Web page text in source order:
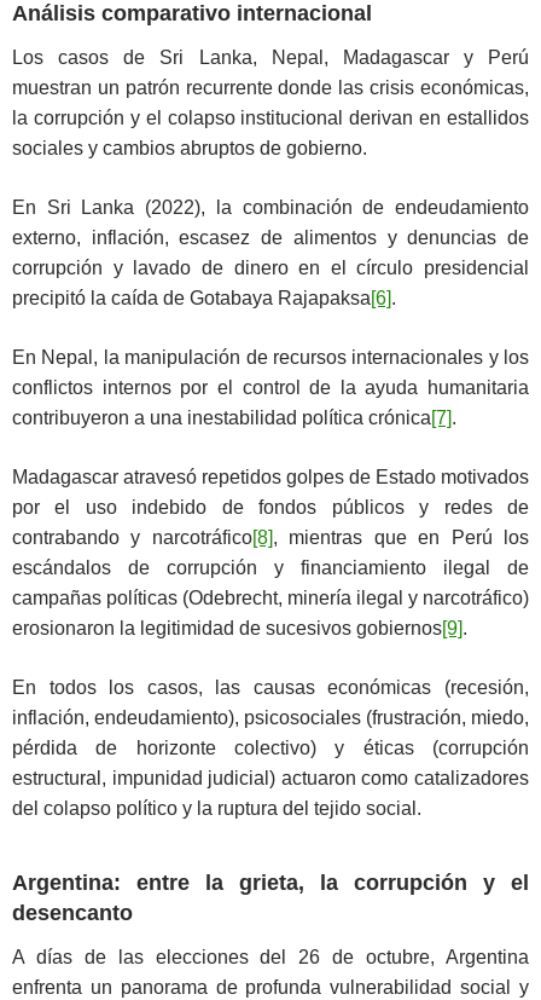
Análisis comparativo internacional
Los casos de Sri Lanka, Nepal, Madagascar y Perú
muestran un patrón recurrente donde las crisis económicas,
la corrupción y el colapso institucional derivan en estallidos
sociales y cambios abruptos de gobierno.
En Sri Lanka (2022), la combinación de endeudamiento
externo, inflación, escasez de alimentos y denuncias de
corrupción y lavado de dinero en el círculo presidencial
precipitó la caída de Gotabaya Rajapaksa[6].
En Nepal, la manipulación de recursos internacionales y los
conflictos internos por el control de la ayuda humanitaria
contribuyeron a una inestabilidad política crónica[7].
Madagascar atravesó repetidos golpes de Estado motivados
por el uso indebido de fondos públicos y redes de
contrabando y narcotráfico[8], mientras que en Perú los
escándalos de corrupción y financiamiento ilegal de
campañas políticas (Odebrecht, minería ilegal y narcotráfico)
erosionaron la legitimidad de sucesivos gobiernos[9].
En todos los casos, las causas económicas (recesión,
inflación, endeudamiento), psicosociales (frustración, miedo,
pérdida de horizonte colectivo) y éticas (corrupción
estructural, impunidad judicial) actuaron como catalizadores
del colapso político y la ruptura del tejido social.
Argentina: entre la grieta, la corrupción y el
desencanto
A días de las elecciones del 26 de octubre, Argentina
enfrenta un panorama de profunda vulnerabilidad social y